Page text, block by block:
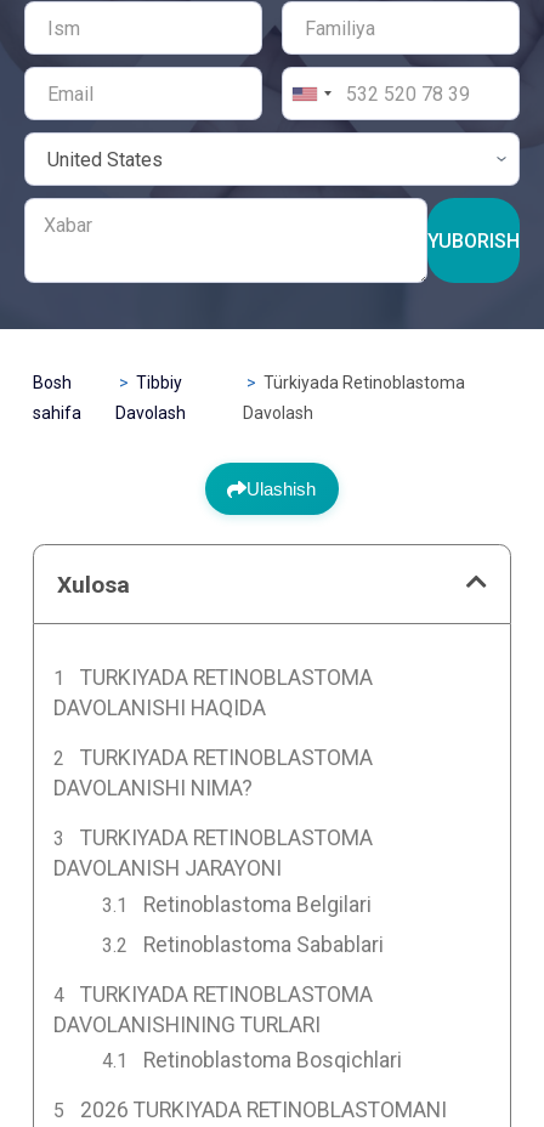
YUBORISH
Bosh
sahifa
Tibbiy
Davolash
Türkiyada Retinoblastoma
Davolash
Ulashish
Xulosa
TURKIYADA RETINOBLASTOMA
DAVOLANISHI HAQIDA
TURKIYADA RETINOBLASTOMA
DAVOLANISHI NIMA?
TURKIYADA RETINOBLASTOMA
DAVOLANISH JARAYONI
Retinoblastoma Belgilari
Retinoblastoma Sabablari
TURKIYADA RETINOBLASTOMA
DAVOLANISHINING TURLARI
Retinoblastoma Bosqichlari
2026 TURKIYADA RETINOBLASTOMANI